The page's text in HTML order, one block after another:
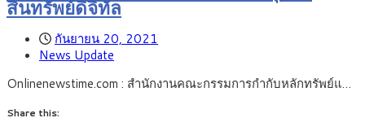
สินทรัพย์ดิจิทัล
กันยายน 20, 2021
News Update
Onlinenewstime.com : สำนักงานคณะกรรมการกำกับหลักทรัพย์แ…
Share this: